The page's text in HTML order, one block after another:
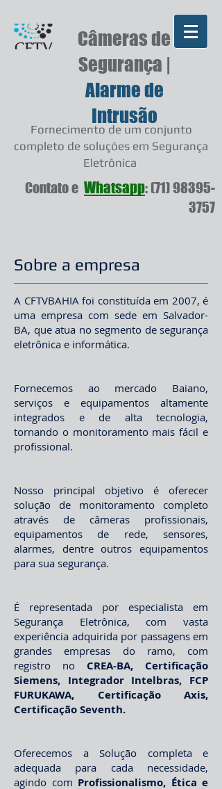
Fornecimento de um conjunto
completo de soluções em Segurança
Eletrônica
Câmeras de
Segurança |
Alarme de
Intrusão
Contato e Whatsapp: (71) 98395-
3757
Sobre a empresa
A CFTVBAHIA foi constituída em 2007, é
uma empresa com sede em Salvador-
BA, que atua no segmento de segurança
eletrônica e informática.
Fornecemos ao mercado Baiano,
serviços e equipamentos altamente
integrados e de alta tecnologia,
tornando o monitoramento mais fácil e
profissional.
Nosso principal objetivo é oferecer
solução de monitoramento completo
através de câmeras profissionais,
equipamentos de rede, sensores,
alarmes, dentre outros equipamentos
para sua segurança.
É representada por especialista em
Segurança Eletrônica, com vasta
experiência adquirida por passagens em
grandes empresas do ramo, com
registro no CREA-BA, Certificação
Siemens, Integrador Intelbras, FCP
FURUKAWA, Certificação Axis,
Certificação Seventh.
Oferecemos a Solução completa e
adequada para cada necessidade,
agindo com Profissionalismo, Ética e